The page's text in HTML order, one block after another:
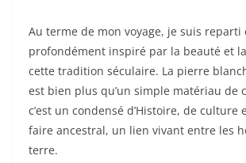
Au terme de mon voyage, je suis reparti
profondément inspiré par la beauté et
cette tradition séculaire. La pierre
est bien plus qu’un simple matériau de
c’est un condensé d’Histoire, de culture
faire ancestral, un lien vivant entre les
terre.